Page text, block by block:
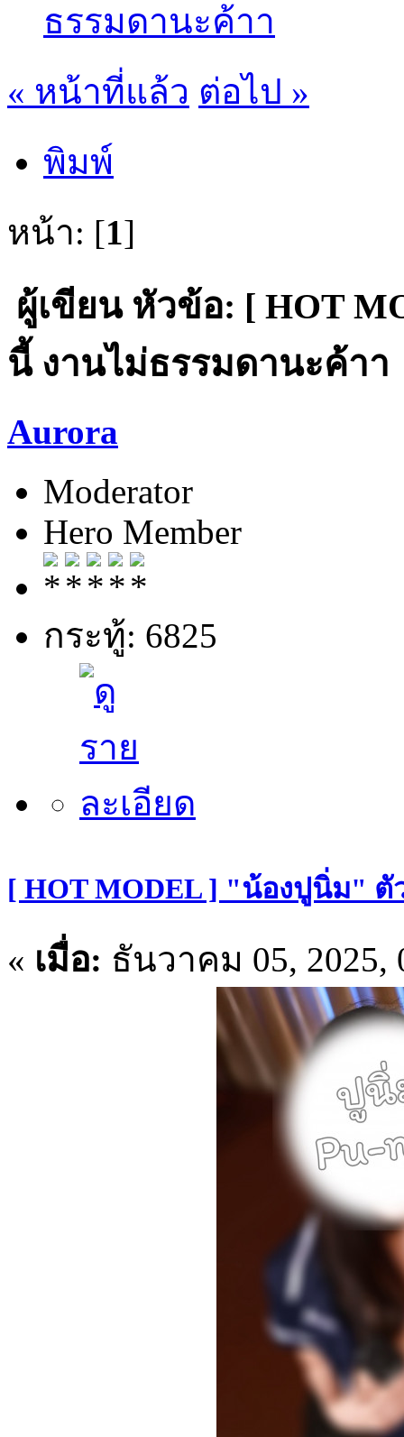
ธรรมดานะค้าา
« หน้าที่แล้ว ต่อไป »
พิมพ์
หน้า: [1]
ผู้เขียนหัวข้อ: [ HOT
นี้ งานไม่ธรรมดานะค้าา
Aurora
Moderator
Hero Member
กระทู้: 6825
[ HOT MODEL ] "น้องปูนิ่ม"
« เมื่อ: ธันวาคม 05, 2025,